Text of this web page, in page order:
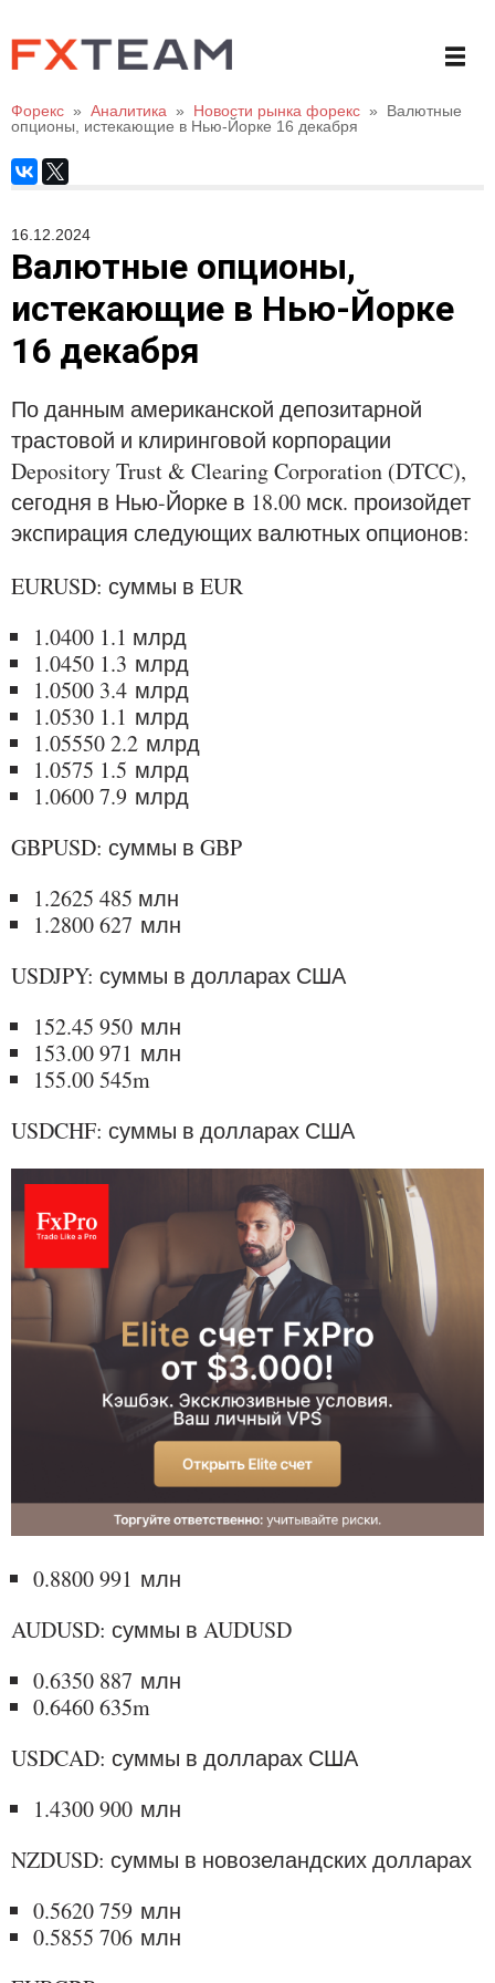
Форекс » Аналитика » Новости рынка форекс »
Валютные
опционы, истекающие в Нью-Йорке 16 декабря
16.12.2024
Валютные опционы,
истекающие в Нью-Йорке
16 декабря
По данным американской депозитарной
трастовой и клиринговой корпорации
Depository Trust & Clearing Corporation (DTCC),
сегодня в Нью-Йорке в 18.00 мск. произойдет
экспирация следующих валютных опционов:
EURUSD: суммы в EUR
1.0400 1.1 млрд
1.0450 1.3 млрд
1.0500 3.4 млрд
1.0530 1.1 млрд
1.05550 2.2 млрд
1.0575 1.5 млрд
1.0600 7.9 млрд
GBPUSD: суммы в GBP
1.2625 485 млн
1.2800 627 млн
USDJPY: суммы в долларах США
152.45 950 млн
153.00 971 млн
155.00 545m
USDCHF: суммы в долларах США
0.8800 991 млн
AUDUSD: суммы в AUDUSD
0.6350 887 млн
0.6460 635m
USDCAD: суммы в долларах США
1.4300 900 млн
NZDUSD: суммы в новозеландских долларах
0.5620 759 млн
0.5855 706 млн